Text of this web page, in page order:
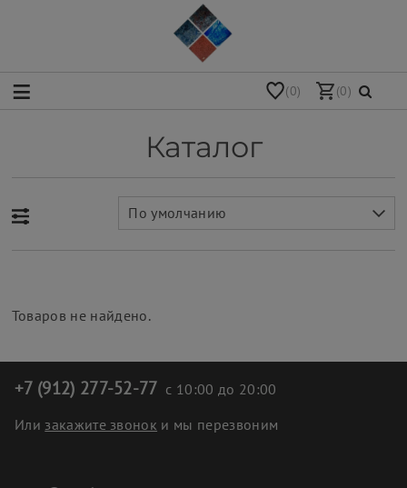
(0) (0)
Каталог
По умолчанию
Товаров не найдено.
+7 (912) 277-52-77 с 10:00 до 20:00
Или закажите звонок и мы перезвоним